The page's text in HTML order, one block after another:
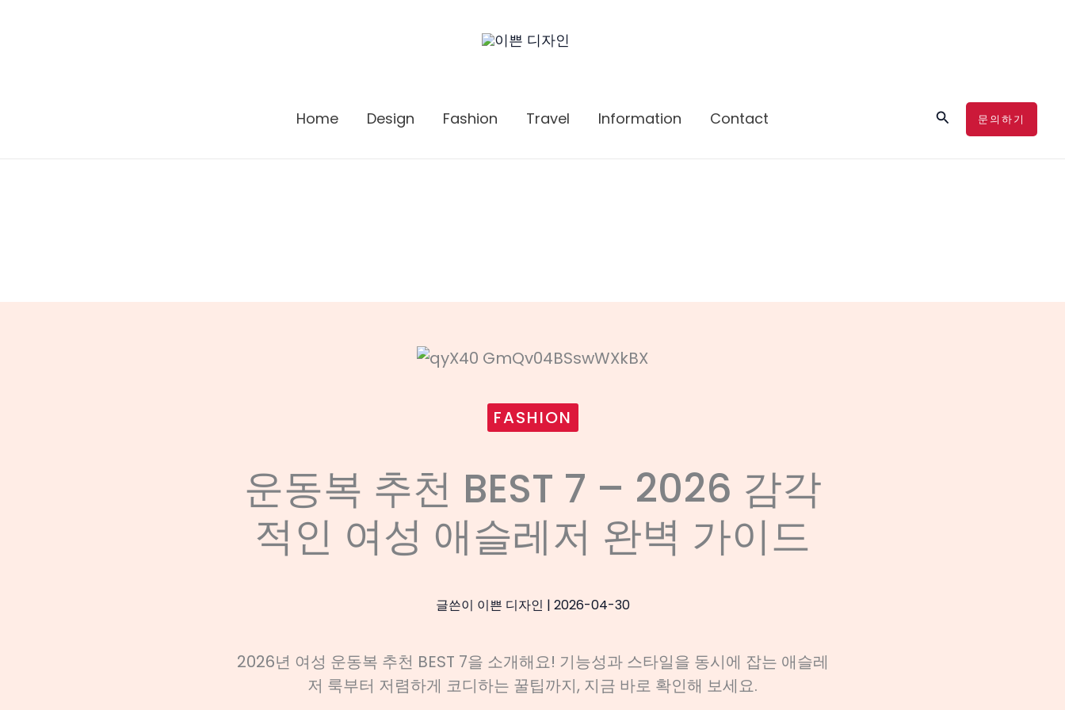
Home Design Fashion Travel Information Contact
검
문의하기
FASHION
운동복 추천 BEST 7 – 2026 감각
적인 여성 애슬레저 완벽 가이드
글쓴이 이쁜 디자인 | 2026-04-30
2026년 여성 운동복 추천 BEST 7을 소개해요! 기능성과 스타일을 동시에 잡는 애슬레
저 룩부터 저렴하게 코디하는 꿀팁까지, 지금 바로 확인해 보세요.